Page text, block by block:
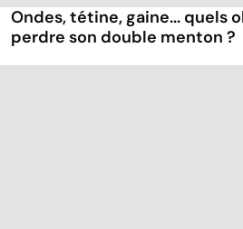
Ondes, tétine, gaine... quels
perdre son double menton ?